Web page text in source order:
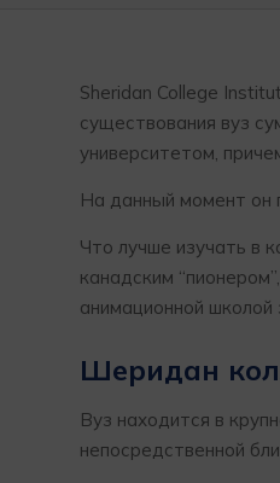
Sheridan College
существования вуз
университетом,
На данный момент он
Что лучше изучать в
канадским
анимационной
Шеридан
Вуз находится в
непосредственной